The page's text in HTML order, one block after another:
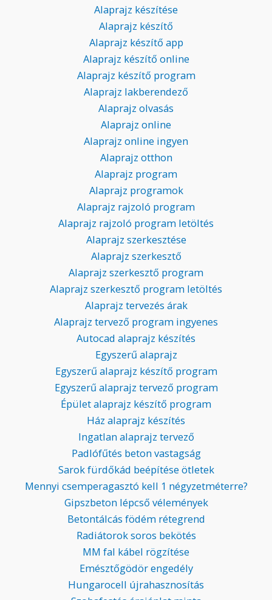
Alaprajz készítése
Alaprajz készítő
Alaprajz készítő app
Alaprajz készítő online
Alaprajz készítő program
Alaprajz lakberendező
Alaprajz olvasás
Alaprajz online
Alaprajz online ingyen
Alaprajz otthon
Alaprajz program
Alaprajz programok
Alaprajz rajzoló program
Alaprajz rajzoló program letöltés
Alaprajz szerkesztése
Alaprajz szerkesztő
Alaprajz szerkesztő program
Alaprajz szerkesztő program letöltés
Alaprajz tervezés árak
Alaprajz tervező program ingyenes
Autocad alaprajz készítés
Egyszerű alaprajz
Egyszerű alaprajz készítő program
Egyszerű alaprajz tervező program
Épület alaprajz készítő program
Ház alaprajz készítés
Ingatlan alaprajz tervező
Padlófűtés beton vastagság
Sarok fürdőkád beépítése ötletek
Mennyi csemperagasztó kell 1 négyzetméterre?
Gipszbeton lépcső vélemények
Betontálcás födém rétegrend
Radiátorok soros bekötés
MM fal kábel rögzítése
Emésztőgödör engedély
Hungarocell újrahasznosítás